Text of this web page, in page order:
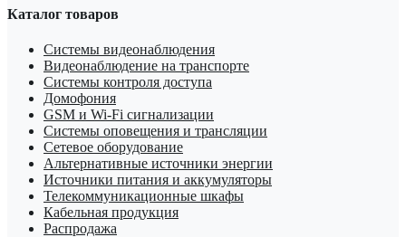
Каталог товаров
Системы видеонаблюдения
Видеонаблюдение на транспорте
Системы контроля доступа
Домофония
GSM и Wi-Fi сигнализации
Системы оповещения и трансляции
Сетевое оборудование
Альтернативные источники энергии
Источники питания и аккумуляторы
Телекоммуникационные шкафы
Кабельная продукция
Распродажа